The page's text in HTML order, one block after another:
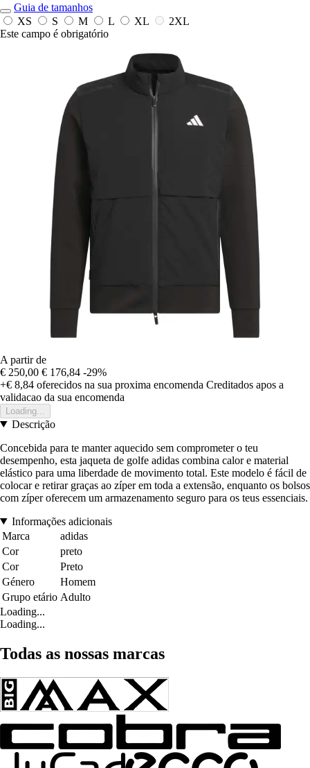
Guia de tamanhos
XS
S M L XL
2XL
Este campo é obrigatório
A partir de
€ 250,00 € 176,84 -29%
+€ 8,84 oferecidos na sua proxima encomenda Creditados apos a
validacao da sua encomenda
Loading...
Descrição
Concebida para te manter aquecido sem comprometer o teu
desempenho, esta jaqueta de golfe adidas combina calor e material
elástico para uma liberdade de movimento total. Este modelo é fácil de
colocar e retirar graças ao zíper em toda a extensão, enquanto os bolsos
com zíper oferecem um armazenamento seguro para os teus essenciais.
Informações adicionais
Marca
adidas
Cor
preto
Cor
Preto
Género
Homem
Grupo etário Adulto
Loading...
Loading...
Todas as nossas marcas